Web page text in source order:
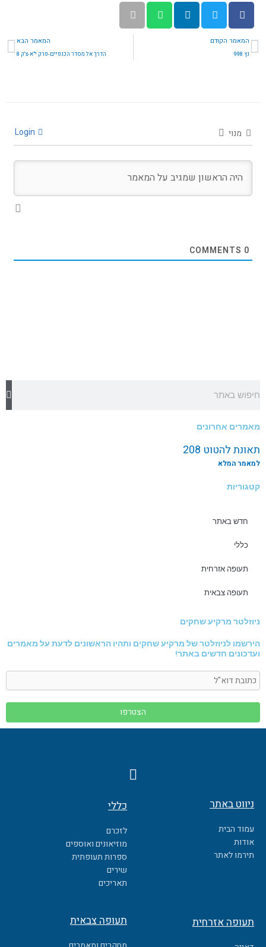
קודם
המאמר הקודם
נץ 998
המאמר הבא
הדרך אל מסדר הכנפיים-פרק י"א-צ'ק 8
מנוי
0
מאמרים אחרונים
תאונת להטוט 208
למאמר המלא
קטגוריות
חדש באתר
כללי
תעופה אזרחית
תעופה צבאית
ניוזלטר מרקיע שחקים
הירשמו לניוזלטר של מרקיע שחקים ותהיו הראשונים לדעת על מאמרים
ועדכונים חדשים באתר!
F
a
e
b
o
o
k
ניווט באתר
עמוד הבית
אודות
תירמו לאתר
כללי
לזכרם
מוזיאונים ואוספים
ספרות תעופתית
שירים
תאריכים
תעופה אזרחית תעופה צבאית